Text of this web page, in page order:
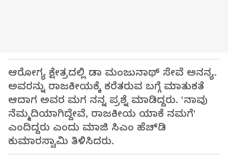
ಆರೋಗ್ಯ ಕ್ಷೇತ್ರದಲ್ಲಿ ಡಾ ಮಂಜುನಾಥ್ ಸೇವೆ ಅನನ್ಯ.
ಅವರನ್ನು ರಾಜಕೀಯಕ್ಕೆ ಕರೆತರುವ ಬಗ್ಗೆ ಮಾತುಕತೆ
ಆದಾಗ ಅವರ ಮಗ ನನ್ನ ಪ್ರಶ್ನೆ ಮಾಡಿದ್ದರು. 'ನಾವು
ನೆಮ್ಮದಿಯಾಗಿದ್ದೇವೆ, ರಾಜಕೀಯ ಯಾಕೆ ನಮಗೆ'
ಎಂದಿದ್ದರು ಎಂದು ಮಾಜಿ ಸಿಎಂ ಹೆಚ್‌ಡಿ
ಕುಮಾರಸ್ವಾಮಿ ತಿಳಿಸಿದರು.